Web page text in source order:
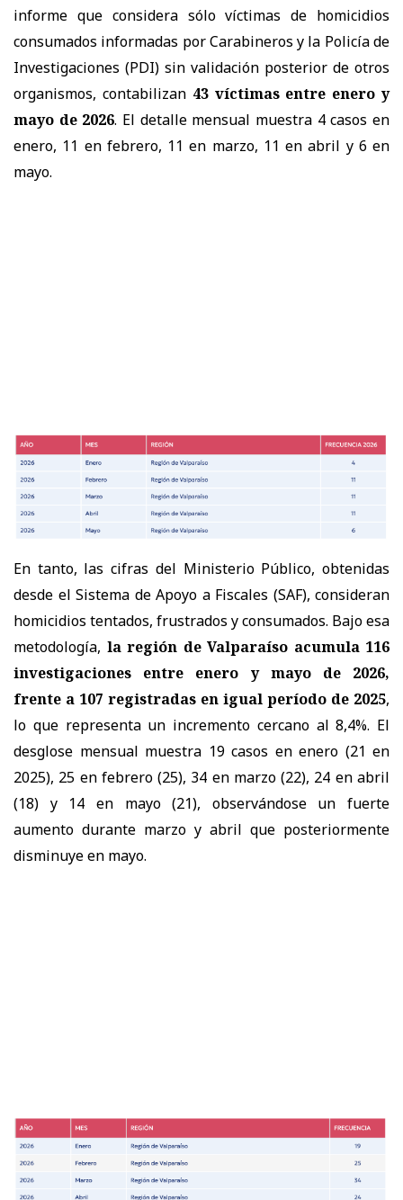
informe que considera sólo víctimas de homicidios
consumados informadas por Carabineros y la Policía de
Investigaciones (PDI) sin validación posterior de otros
organismos, contabilizan 43 víctimas entre enero y
mayo de 2026. El detalle mensual muestra 4 casos en
enero, 11 en febrero, 11 en marzo, 11 en abril y 6 en
mayo.
En tanto, las cifras del Ministerio Público, obtenidas
desde el Sistema de Apoyo a Fiscales (SAF), consideran
homicidios tentados, frustrados y consumados. Bajo esa
metodología, la región de Valparaíso acumula 116
investigaciones entre enero y mayo de 2026,
frente a 107 registradas en igual período de 2025,
lo que representa un incremento cercano al 8,4%. El
desglose mensual muestra 19 casos en enero (21 en
2025), 25 en febrero (25), 34 en marzo (22), 24 en abril
(18) y 14 en mayo (21), observándose un fuerte
aumento durante marzo y abril que posteriormente
disminuye en mayo.